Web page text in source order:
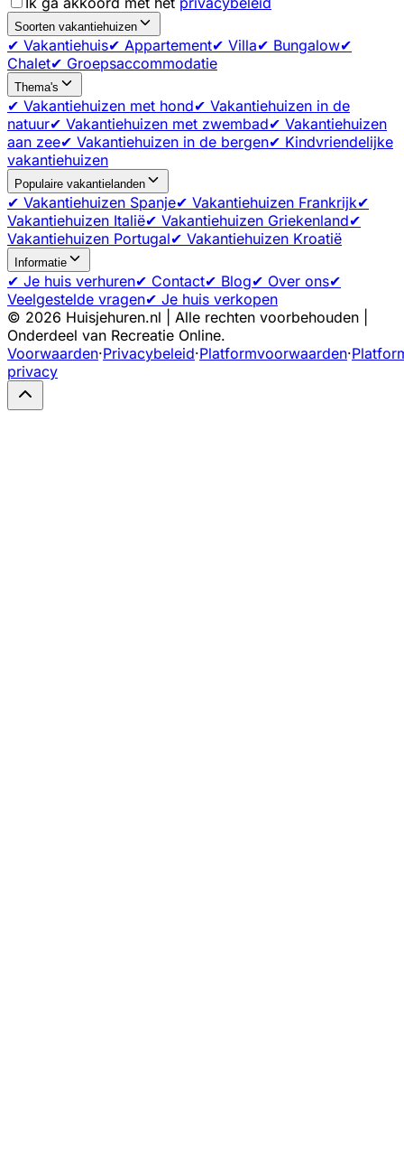
Soorten vakantiehuizen
✔ Vakantiehuis✔ Appartement✔ Villa✔ Bungalow✔
Chalet✔ Groepsaccommodatie
Thema's
✔ Vakantiehuizen met hond✔ Vakantiehuizen in de
natuur✔ Vakantiehuizen met zwembad✔ Vakantiehuizen
aan zee✔ Vakantiehuizen in de bergen✔ Kindvriendelijke
vakantiehuizen
Populaire vakantielanden
✔ Vakantiehuizen Spanje✔ Vakantiehuizen Frankrijk✔
Vakantiehuizen Italië✔ Vakantiehuizen Griekenland✔
Vakantiehuizen Portugal✔ Vakantiehuizen Kroatië
Informatie
✔ Je huis verhuren✔ Contact✔ Blog✔ Over ons✔
Veelgestelde vragen✔ Je huis verkopen
© 2026 Huisjehuren.nl | Alle rechten voorbehouden |
Onderdeel van Recreatie Online.
Voorwaarden·Privacybeleid·Platformvoorwaarden·
privacy